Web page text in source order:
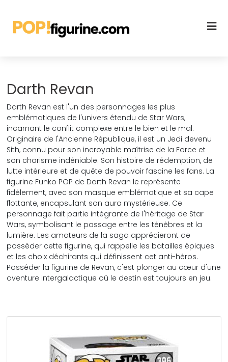
Darth Revan
Darth Revan est l'un des personnages les plus
emblématiques de l'univers étendu de Star Wars,
incarnant le conflit complexe entre le bien et le mal.
Originaire de l'Ancienne République, il est un Jedi devenu
Sith, connu pour son incroyable maîtrise de la Force et
son charisme indéniable. Son histoire de rédemption, de
lutte intérieure et de quête de pouvoir fascine les fans. La
figurine Funko POP de Darth Revan le représente
fidèlement, avec son masque emblématique et sa cape
flottante, encapsulant son aura mystérieuse. Ce
personnage fait partie intégrante de l'héritage de Star
Wars, symbolisant le passage entre les ténèbres et la
lumière. Les amateurs de la saga apprécieront de
posséder cette figurine, qui rappelle les batailles épiques
et les choix déchirants qui définissent cet anti-héros.
Posséder la figurine de Revan, c'est plonger au cœur d'une
aventure intergalactique où le destin est toujours en jeu.